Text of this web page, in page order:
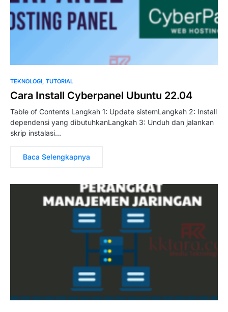
TEKNOLOGI TUTORIAL
Cara Install Cyberpanel Ubuntu 22.04
Table of Contents Langkah 1: Update sistemLangkah 2: Install
dependensi yang dibutuhkanLangkah 3: Unduh dan jalankan
skrip instalasi…
Baca Selengkapnya